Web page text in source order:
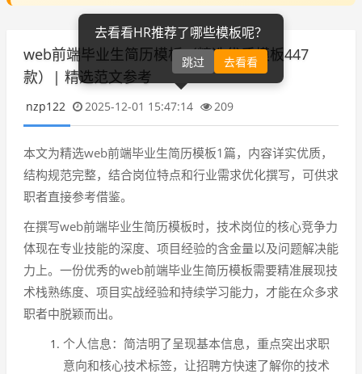
web前端毕业生简历模板（精选优质模板447
款）| 精选范文参考
nzp122 2025-12-01 15:47:14 209
本文为精选web前端毕业生简历模板1篇，内容详实优质，
结构规范完整，结合岗位特点和行业需求优化撰写，可供求
职者直接参考借鉴。
在撰写web前端毕业生简历模板时，技术岗位的核心竞争力
体现在专业技能的深度、项目经验的含金量以及问题解决能
力上。一份优秀的web前端毕业生简历模板需要精准展现技
术栈熟练度、项目实战经验和持续学习能力，才能在众多求
职者中脱颖而出。
个人信息：简洁明了呈现基本信息，重点突出求职
意向和核心技术标签，让招聘方快速了解你的技术
去看看HR推荐了哪些模板呢？
跳过 去看看